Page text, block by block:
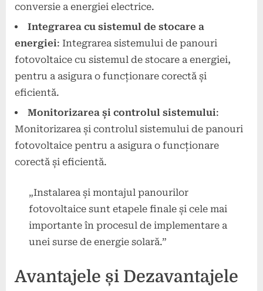
conversie a energiei electrice.
Integrarea cu sistemul de stocare a
energiei: Integrarea sistemului de panouri
fotovoltaice cu sistemul de stocare a energiei,
pentru a asigura o funcționare corectă și
eficientă.
Monitorizarea și controlul sistemului:
Monitorizarea și controlul sistemului de panouri
fotovoltaice pentru a asigura o funcționare
corectă și eficientă.
„Instalarea și montajul panourilor
fotovoltaice sunt etapele finale și cele mai
importante în procesul de implementare a
unei surse de energie solară.”
Avantajele și Dezavantajele